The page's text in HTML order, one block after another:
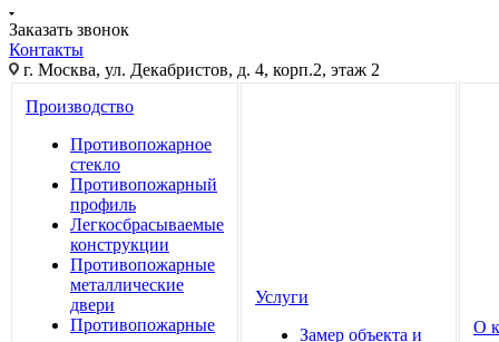
Заказать звонок
Контакты
г. Москва, ул. Декабристов, д. 4, корп.2, этаж 2
Производство
Противопожарное
стекло
Противопожарный
профиль
Легкосбрасываемые
конструкции
Противопожарные
металлические
двери
Противопожарные
Услуги
Замер объекта и
О